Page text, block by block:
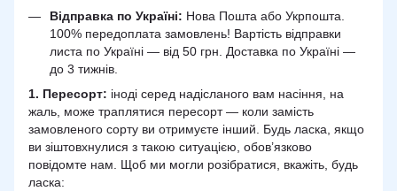
Відправка по Україні: Нова Пошта або Укрпошта.
100% передоплата замовлень! Вартість відправки
листа по Україні — від 50 грн. Доставка по Україні —
до 3 тижнів.
1. Пересорт: іноді серед надісланого вам насіння, на
жаль, може траплятися пересорт — коли замість
замовленого сорту ви отримуєте інший. Будь ласка, якщо
ви зіштовхнулися з такою ситуацією, обов’язково
повідомте нам. Щоб ми могли розібратися, вкажіть, будь
ласка: